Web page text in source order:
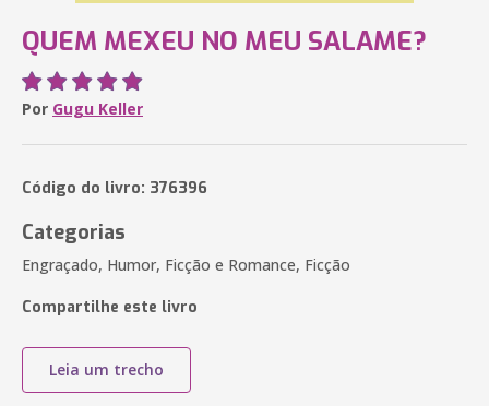
QUEM MEXEU NO MEU SALAME?
Por Gugu Keller
Código do livro: 376396
Categorias
Engraçado, Humor, Ficção e Romance, Ficção
Compartilhe este livro
Leia um trecho